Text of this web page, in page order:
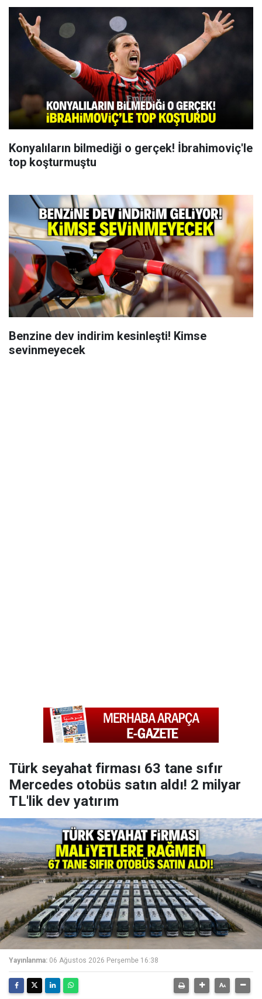
Konyalıların bilmediği o gerçek! İbrahimoviç'le
top koşturmuştu
Benzine dev indirim kesinleşti! Kimse
sevinmeyecek
Türk seyahat firması 63 tane sıfır
Mercedes otobüs satın aldı! 2 milyar
TL'lik dev yatırım
Yayınlanma: 06 Ağustos 2026 Perşembe 16:38